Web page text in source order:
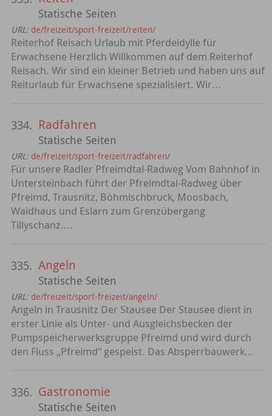
Statische Seiten
URL: de/freizeit/sport-freizeit/reiten/
Reiterhof Reisach Urlaub mit Pferdeidylle für
Erwachsene Herzlich Willkommen auf dem Reiterhof
Reisach. Wir sind ein kleiner Betrieb und haben uns auf
Reiturlaub für Erwachsene spezialisiert. Wir...
334. Radfahren
Statische Seiten
URL: de/freizeit/sport-freizeit/radfahren/
Für unsere Radler Pfreimdtal-Radweg Vom Bahnhof in
Untersteinbach führt der Pfreimdtal-Radweg über
Pfreimd, Trausnitz, Böhmischbruck, Moosbach,
Waidhaus und Eslarn zum Grenzübergang
Tillyschanz....
335. Angeln
Statische Seiten
URL: de/freizeit/sport-freizeit/angeln/
Angeln in Trausnitz Der Stausee Der Stausee dient in
erster Linie als Unter- und Ausgleichsbecken der
Pumpspeicherwerksgruppe Pfreimd und wird durch
den Fluss „Pfreimd“ gespeist. Das Absperrbauwerk...
336. Gastronomie
Statische Seiten